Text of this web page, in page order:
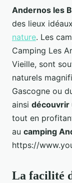
Andernos les
des lieux
nature. Les
Camping Les
Vieille, sont
naturels
Gascogne ou
ainsi découvrir
tout en
au camping
https://
La facilité